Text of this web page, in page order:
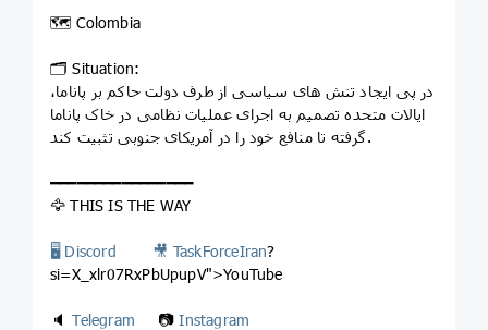
🗺 Colombia
🗂 Situation:
در پی ایجاد تنش های سیاسی از طرف دولت حاکم بر پاناما،
ایالات متحده تصمیم به اجرای عملیات نظامی در خاک پاناما
گرفته تا منافع خود را در آمریکای جنوبی تثبیت کند.
━━━━━━━━━━━━━━━━
🦅 THIS IS THE WAY
🖥 Discord 🎥 TaskForceIran?
si=X_xlr07RxPbUpupV">YouTube
🔈Telegram 📷Instagram